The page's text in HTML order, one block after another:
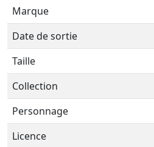
Marque
Date de sortie
Taille
Collection
Personnage
Licence